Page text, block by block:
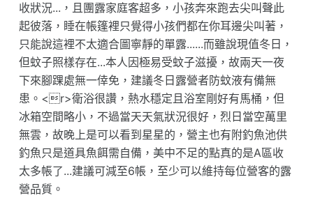
收狀況...，且團露家庭客超多，小孩奔來跑去尖叫聲此
起彼落，睡在帳篷裡只覺得小孩們都在你耳邊尖叫著，
只能說這裡不太適合圖寧靜的單露......而雖說現值冬日，
但蚊子照樣存在...本人因極易受蚊子滋擾，故兩天一夜
下來腳踝處無一倖免，建議冬日露營者防蚊液有備無
患。<r>衛浴很讚，熱水穩定且浴室剛好有馬桶，但
冰箱空間略小，不過當天天氣狀況很好，烈日當空萬里
無雲，故晚上是可以看到星星的，營主也有附釣魚池供
釣魚只是道具魚餌需自備，美中不足的點真的是A區收
太多帳了...建議可減至6帳，至少可以維持每位營客的露
營品質。